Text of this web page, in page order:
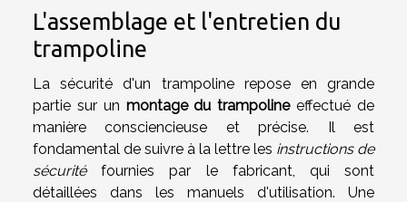
L'assemblage et l'entretien du
trampoline
La sécurité d'un trampoline repose en grande
partie sur un montage du trampolineeffectué de
manière consciencieuse et précise. Il est
fondamental de suivre à la lettre les instructions de
sécuritéfournies par le fabricant, qui sont
détaillées dans les manuels d'utilisation. Une